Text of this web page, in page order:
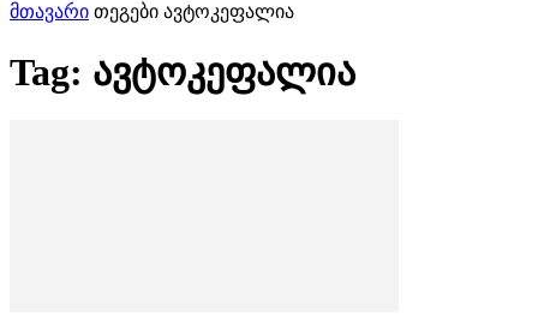
მთავარი თეგები ავტოკეფალია
Tag: ავტოკეფალია